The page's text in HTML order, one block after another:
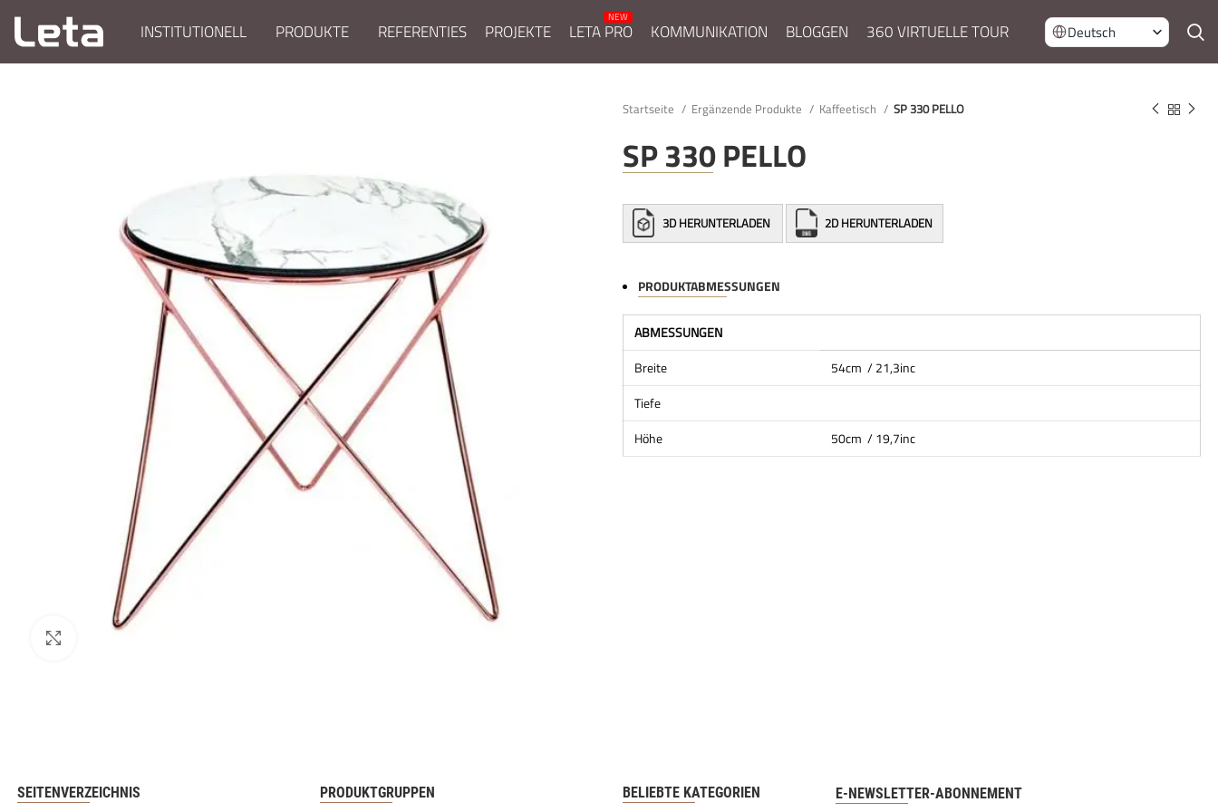
INSTITUTIONELL PRODUKTE REFERENTIES PROJEKTE LETA PRO KOMMUNIKATION BLOGGEN 360 VIRTUELLE TOUR Deutsch
Startseite Ergänzende Produkte Kaffeetisch SP 330 PELLO
SP 330 PELLO
3D HERUNTERLADEN 2D HERUNTERLADEN
PRODUKTABMESSUNGEN
ABMESSUNGEN
Breite
54cm / 21,3inc
Tiefe
Höhe
50cm / 19,7inc
SEITENVERZEICHNIS PRODUKTGRUPPEN BELIEBTE KATEGORIEN E-NEWSLETTER-ABONNEMENT